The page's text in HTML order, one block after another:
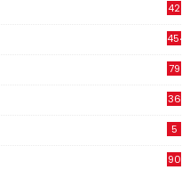
42
454
79
36
5
90